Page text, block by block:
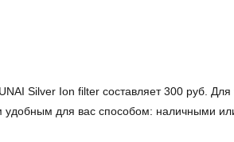
Silver Ion filter составляет 300 руб. Для
для вас способом: наличными